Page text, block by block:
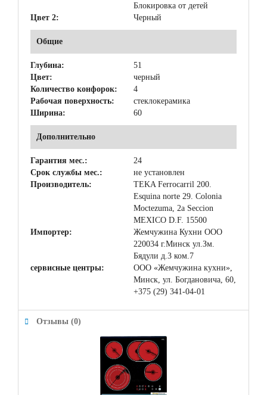
Блокировка от детей
Цвет 2:
Черный
Общие
Глубина:
51
Цвет:
черный
Количество конфорок:
4
Рабочая поверхность:
стеклокерамика
Ширина:
60
Дополнительно
Гарантия мес.:
24
Срок службы мес.:
не установлен
Производитель:
TEKA Ferrocarril 200.
Esquina norte 29. Colonia
Moctezuma, 2a Seccion
MEXICO D.F. 15500
Импортер:
Жемчужина Кухни ООО
220034 г.Минск ул.Зм.
Бядули д.3 ком.7
сервисные центры:
ООО «Жемчужина кухни»,
Минск, ул. Богдановича, 60,
+375 (29) 341-04-01
Отзывы (0)